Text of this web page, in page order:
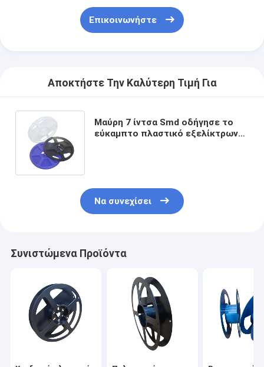
Επικοινωνήστε
Αποκτήστε Την Καλύτερη Τιμή Για
Μαύρη 7 ίντσα Smd οδήγησε το
εύκαμπτο πλαστικό εξελίκτρων
Να συνεχίσει
Συνιστώμενα Προϊόντα